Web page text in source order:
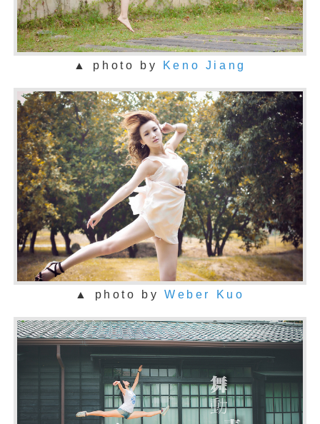
▲ photo by Keno Jiang
▲ photo byWeber Kuo